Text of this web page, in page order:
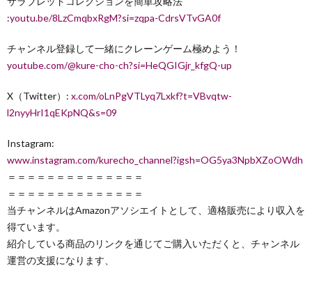
:youtu.be/8LzCmqbxRgM?si=zqpa-CdrsVTvGA0f
チャンネル登録して一緒にクレーンゲーム極めよう！
youtube.com/@kure-cho-ch?si=HeQGIGjr_kfgQ-up
X（Twitter）: x.com/oLnPgVTLyq7Lxkf?t=VBvqtw-
l2nyyHrI1qEKpNQ&s=09
Instagram:
www.instagram.com/kurecho_channel?igsh=OG5ya3NpbXZoOWdh
＝＝＝＝＝＝＝＝＝＝＝＝＝＝
＝＝＝＝＝＝＝＝＝＝＝＝＝＝
当チャンネルはAmazonアソシエイトとして、適格販売により収入を
得ています。
紹介している商品のリンクを通じてご購入いただくと、チャンネル
運営の支援になります、